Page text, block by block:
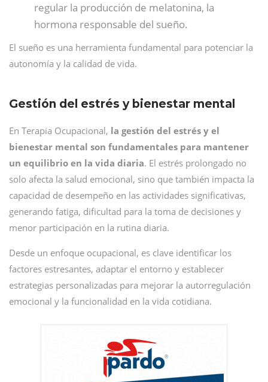
regular la producción de melatonina, la
hormona responsable del sueño.
El sueño es una herramienta fundamental para potenciar la
autonomía y la calidad de vida.
Gestión del estrés y bienestar mental
En Terapia Ocupacional, la gestión del estrés y el
bienestar mental son fundamentales para mantener
un equilibrio en la vida diaria. El estrés prolongado no
solo afecta la salud emocional, sino que también impacta la
capacidad de desempeño en las actividades significativas,
generando fatiga, dificultad para la toma de decisiones y
menor participación en la rutina diaria.
Desde un enfoque ocupacional, es clave identificar los
factores estresantes, adaptar el entorno y establecer
estrategias personalizadas para mejorar la autorregulación
emocional y la funcionalidad en la vida cotidiana.